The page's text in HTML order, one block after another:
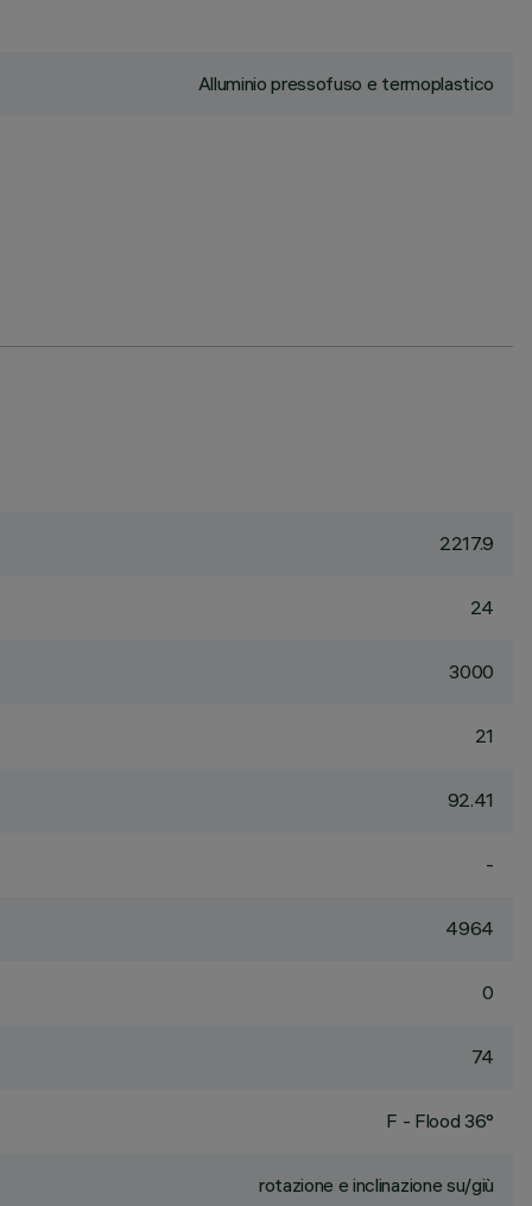
Alluminio pressofuso e termoplastico
2217.9
24
3000
21
92.41
-
4964
0
74
F - Flood 36°
rotazione e inclinazione su/giù